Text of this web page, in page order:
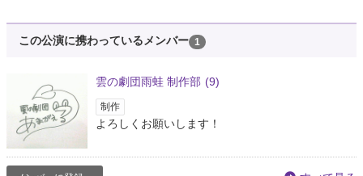
この公演に携わっているメンバー 1
雲の劇団雨蛙 制作部 (9)
制作
よろしくお願いします！